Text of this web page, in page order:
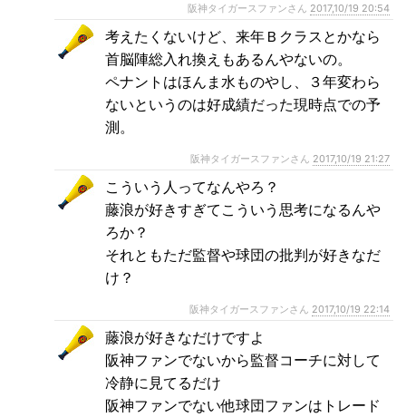
阪神タイガースファンさん 2017,10/19 20:54
考えたくないけど、来年Ｂクラスとかなら
首脳陣総入れ換えもあるんやないの。
ペナントはほんま水ものやし、３年変わら
ないというのは好成績だった現時点での予
測。
阪神タイガースファンさん 2017,10/19 21:27
こういう人ってなんやろ？
藤浪が好きすぎてこういう思考になるんや
ろか？
それともただ監督や球団の批判が好きなだ
け？
阪神タイガースファンさん 2017,10/19 22:14
藤浪が好きなだけですよ
阪神ファンでないから監督コーチに対して
冷静に見てるだけ
阪神ファンでない他球団ファンはトレード